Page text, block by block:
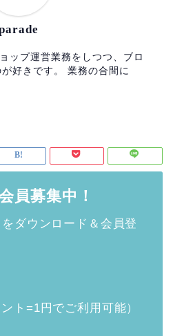
ップ運営業務をしつつ、ブロ
好きです。 業務の合間に
員募集中！
ダウンロード＆会員登
ント=1円でご利用可能）